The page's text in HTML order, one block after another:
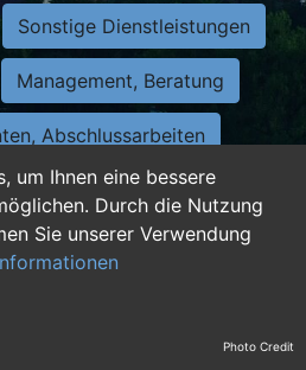
um Ihnen eine bessere
Durch die Nutzung
Sie unserer Verwendung
Sonstige Dienstleistungen
Management, Beratung
Abschlussarbeiten
Sekretariat
Nebenjobs
duale Ausbildung Photo Credit